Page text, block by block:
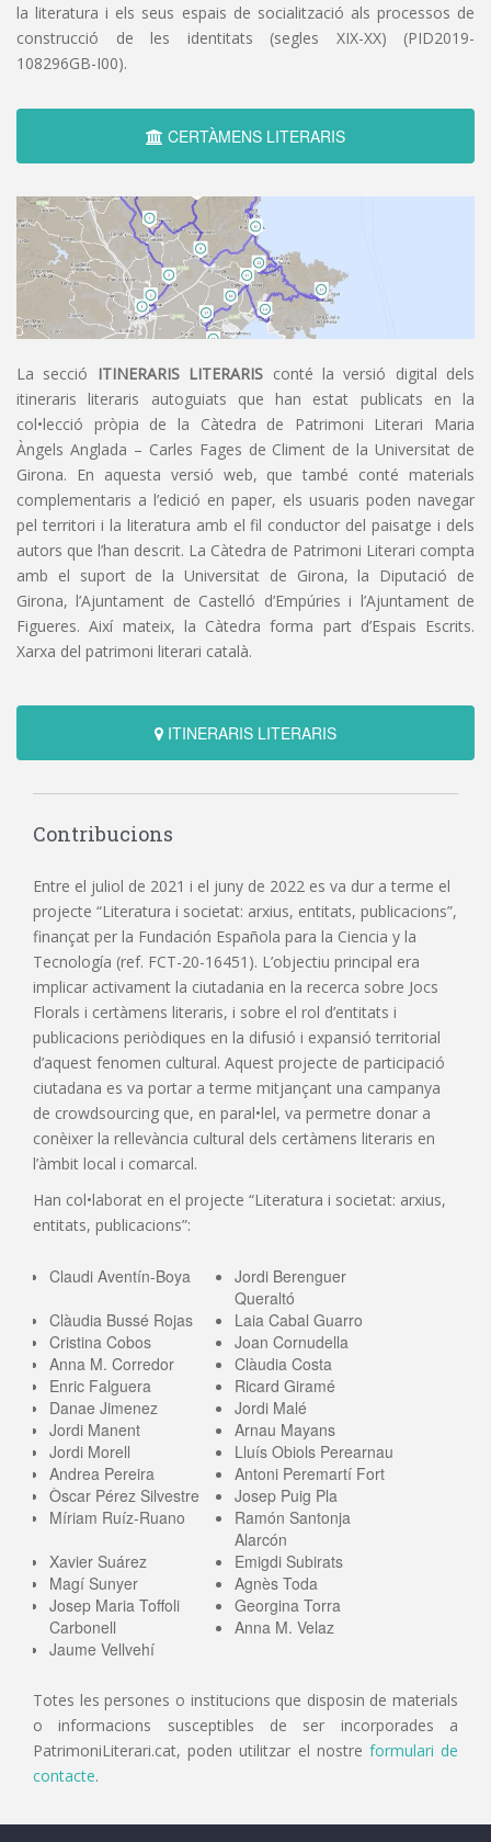
la literatura i els seus espais de socialització als processos de
construcció de les identitats (segles XIX-XX) (PID2019-
108296GB-I00).
CERTÀMENS LITERARIS
La secció ITINERARIS LITERARIS conté la versió digital dels
itineraris literaris autoguiats que han estat publicats en la
col•lecció pròpia de la Càtedra de Patrimoni Literari Maria
Àngels Anglada – Carles Fages de Climent de la Universitat de
Girona. En aquesta versió web, que també conté materials
complementaris a l’edició en paper, els usuaris poden navegar
pel territori i la literatura amb el fil conductor del paisatge i dels
autors que l’han descrit. La Càtedra de Patrimoni Literari compta
amb el suport de la Universitat de Girona, la Diputació de
Girona, l’Ajuntament de Castelló d’Empúries i l’Ajuntament de
Figueres. Així mateix, la Càtedra forma part d’Espais Escrits.
Xarxa del patrimoni literari català.
ITINERARIS LITERARIS
Contribucions
Entre el juliol de 2021 i el juny de 2022 es va dur a terme el
projecte “Literatura i societat: arxius, entitats, publicacions”,
finançat per la Fundación Española para la Ciencia y la
Tecnología (ref. FCT-20-16451). L’objectiu principal era
implicar activament la ciutadania en la recerca sobre Jocs
Florals i certàmens literaris, i sobre el rol d’entitats i
publicacions periòdiques en la difusió i expansió territorial
d’aquest fenomen cultural. Aquest projecte de participació
ciutadana es va portar a terme mitjançant una campanya
de crowdsourcing que, en paral•lel, va permetre donar a
conèixer la rellevància cultural dels certàmens literaris en
l’àmbit local i comarcal.
Han col•laborat en el projecte “Literatura i societat: arxius,
entitats, publicacions”:
Claudi Aventín-Boya
Jordi Berenguer
Queraltó
Clàudia Bussé Rojas
Laia Cabal Guarro
Cristina Cobos
Joan Cornudella
Anna M. Corredor
Clàudia Costa
Enric Falguera
Ricard Giramé
Danae Jimenez
Jordi Malé
Jordi Manent
Arnau Mayans
Jordi Morell
Lluís Obiols Perearnau
Andrea Pereira
Antoni Peremartí Fort
Òscar Pérez Silvestre
Josep Puig Pla
Míriam Ruíz-Ruano
Ramón Santonja
Alarcón
Xavier Suárez
Emigdi Subirats
Magí Sunyer
Agnès Toda
Josep Maria Toffoli
Carbonell
Georgina Torra
Anna M. Velaz
Jaume Vellvehí
Totes les persones o institucions que disposin de materials
o informacions susceptibles de ser incorporades a
PatrimoniLiterari.cat, poden utilitzar el nostre formulari de
contacte.